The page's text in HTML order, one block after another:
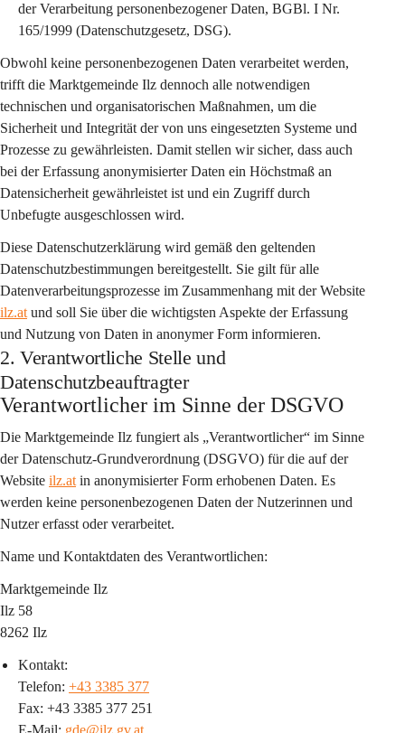
der Verarbeitung personenbezogener Daten, BGBl. I Nr.
165/1999 (Datenschutzgesetz, DSG).
Obwohl keine personenbezogenen Daten verarbeitet werden,
trifft die Marktgemeinde Ilz dennoch alle notwendigen
technischen und organisatorischen Maßnahmen, um die
Sicherheit und Integrität der von uns eingesetzten Systeme und
Prozesse zu gewährleisten. Damit stellen wir sicher, dass auch
bei der Erfassung anonymisierter Daten ein Höchstmaß an
Datensicherheit gewährleistet ist und ein Zugriff durch
Unbefugte ausgeschlossen wird.
Diese Datenschutzerklärung wird gemäß den geltenden
Datenschutzbestimmungen bereitgestellt. Sie gilt für alle
Datenverarbeitungsprozesse im Zusammenhang mit der Website
ilz.at und soll Sie über die wichtigsten Aspekte der Erfassung
und Nutzung von Daten in anonymer Form informieren.
2. Verantwortliche Stelle und
Datenschutzbeauftragter
Verantwortlicher im Sinne der DSGVO
Die Marktgemeinde Ilz fungiert als „Verantwortlicher“ im Sinne
der Datenschutz-Grundverordnung (DSGVO) für die auf der
Website ilz.at in anonymisierter Form erhobenen Daten. Es
werden keine personenbezogenen Daten der Nutzerinnen und
Nutzer erfasst oder verarbeitet.
Name und Kontaktdaten des Verantwortlichen:
Marktgemeinde Ilz
Ilz 58
8262 Ilz
Kontakt:
Telefon: +43 3385 377
Fax: +43 3385 377 251
E-Mail: gde@ilz.gv.at